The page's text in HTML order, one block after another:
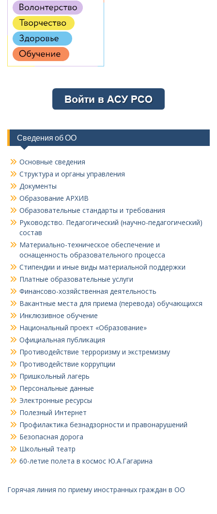
Сведения об ОО
Основные сведения
Структура и органы управления
Документы
Образование АРХИВ
Образовательные стандарты и требования
Руководство. Педагогический (научно-педагогический)
состав
Материально-техническое обеспечение и
оснащенность образовательного процесса
Стипендии и иные виды материальной поддержки
Платные образовательные услуги
Финансово-хозяйственная деятельность
Вакантные места для приема (перевода) обучающихся
Инклюзивное обучение
Национальный проект «Образование»
Официальная публикация
Противодействие терроризму и экстремизму
Противодействие коррупции
Пришкольный лагерь
Персональные данные
Электронные ресурсы
Полезный Интернет
Профилактика безнадзорности и правонарушений
Безопасная дорога
Школьный театр
60-летие полета в космос Ю.А.Гагарина
Горячая линия по приему иностранных граждан в ОО